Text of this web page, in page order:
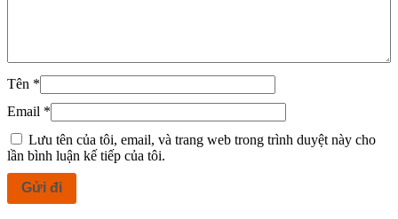
Tên *
Email *
Lưu tên của tôi, email, và trang web trong trình duyệt này cho
lần bình luận kế tiếp của tôi.